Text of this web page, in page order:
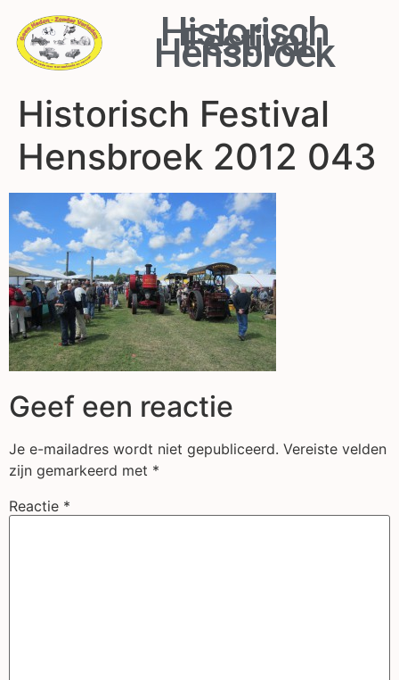
Historisch
Festival
Hensbroek
Historisch Festival
Hensbroek 2012 043
Geef een reactie
Je e-mailadres wordt niet gepubliceerd. Vereiste velden
zijn gemarkeerd met *
Reactie *